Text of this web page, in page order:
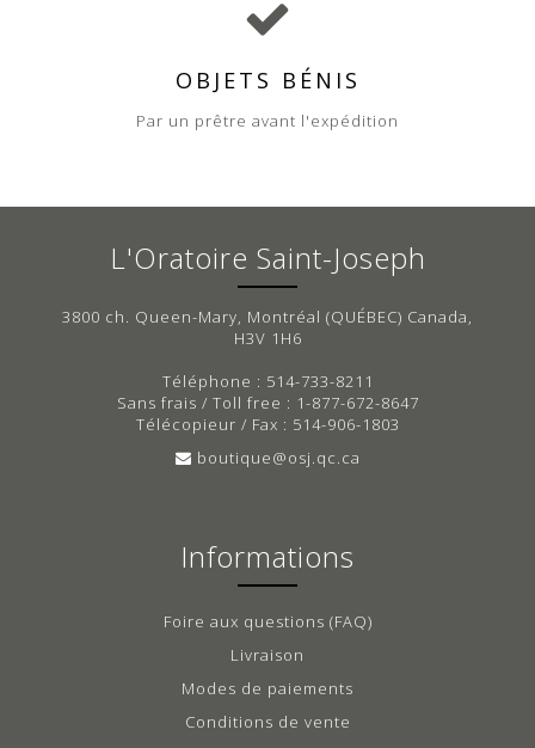
OBJETS BÉNIS
Par un prêtre avant l'expédition
L'Oratoire Saint-Joseph
3800 ch. Queen-Mary, Montréal (QUÉBEC) Canada,
H3V 1H6
Téléphone : 514-733-8211
Sans frais / Toll free : 1-877-672-8647
Télécopieur / Fax : 514-906-1803
boutique@osj.qc.ca
Informations
Foire aux questions (FAQ)
Livraison
Modes de paiements
Conditions de vente